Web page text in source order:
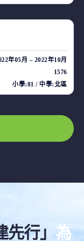
年05月 – 2022年10月
1576
小學:81 / 中學:北區
行」 為